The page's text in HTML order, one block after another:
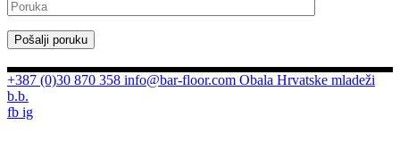
Pošalji poruku
+387 (0)30 870 358 info@bar-floor.com Obala Hrvatske mladeži
b.b.
fb ig